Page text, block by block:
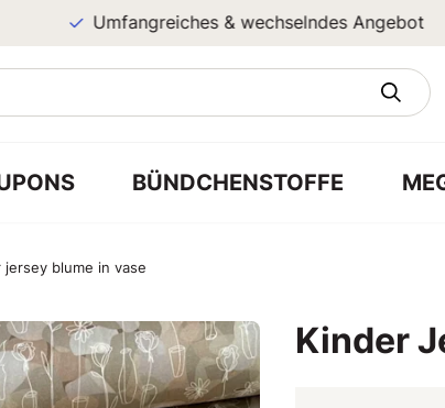
Umfangreiches & wechselndes Angebot
BÜNDCHENSTOFFE
jersey blume in vase
Kinder